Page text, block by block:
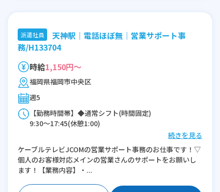
派遣社員
天神駅｜電話ほぼ無｜営業サポート事
務/H133704
時給1,150円～
福岡県福岡市中央区
週5
【勤務時間帯】◆通常シフト(時間固定)
9:30〜17:45(休憩1:00)
続きを見る
ケーブルテレビJCOMの営業サポート事務のお仕事です！▽
個人のお客様対応メインの営業さんのサポートをお願いし
ます！【業務内容】・...